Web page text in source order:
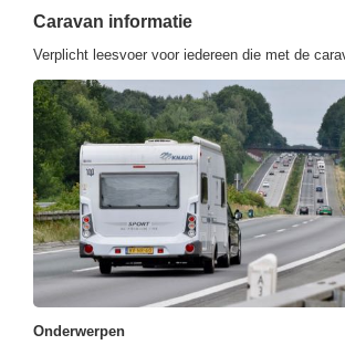
Caravan informatie
Verplicht leesvoer voor iedereen die met de
Onderwerpen